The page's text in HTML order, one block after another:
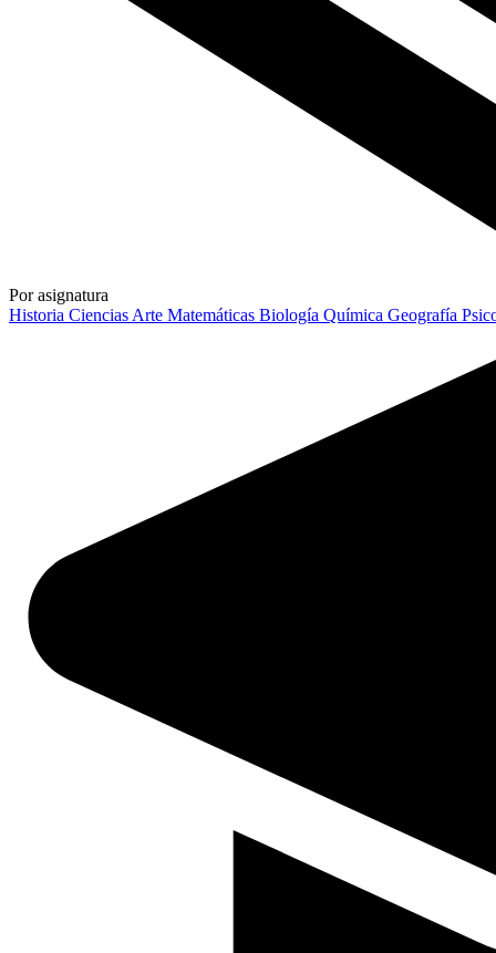
Por asignatura
Historia Ciencias Arte Matemáticas Biología Química Geografía